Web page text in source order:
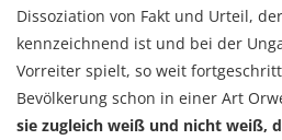
Dissoziation von Fakt und Urteil,
kennzeichnend ist und bei der
Vorreiter spielt, so weit
Bevölkerung schon in einer Art
sie zugleich weiß und nicht weiß,